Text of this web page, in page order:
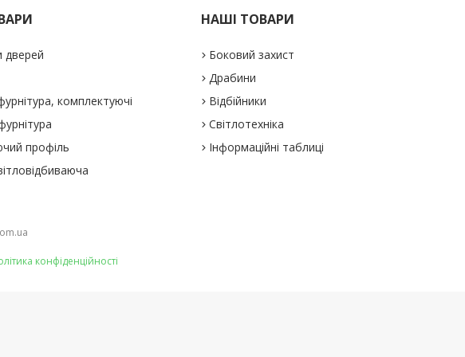
дверей
комплектуючі
профіль
НАШІ ТОВАРИ
Боковий захист
Драбини
Відбійники
Світлотехніка
Інформаційні таблиці
конфіденційності